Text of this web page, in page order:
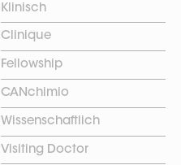
Klinisch
Clinique
Fellowship
CANchimio
Wissenschaftlich
Visiting Doctor